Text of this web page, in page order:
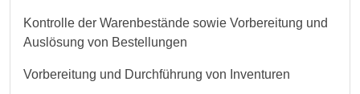
Kontrolle der Warenbestände sowie Vorbereitung und
Auslösung von Bestellungen
Vorbereitung und Durchführung von Inventuren